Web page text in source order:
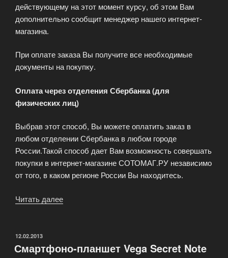
действующему на этот момент курсу, об этом Вам
дополнительно сообщит менеджер нашего интернет-
магазина.
При оплате заказа Вы получите все необходимые
документы на покупку.
Оплата через отделения Сбербанка (для
физических лиц)
Выбрав этот способ, Вы можете оплатить заказ в
любом отделении Сбербанка в любом городе
России.Такой способ дает Вам возможность совершать
покупки в интернет-магазине СОТОМАГ.РУ независимо
от того, в каком регионе России Вы находитесь.
Читать далее
ОПУБЛИКОВАНО
12.02.2013
Смартфоно-планшет Vega Secret Note